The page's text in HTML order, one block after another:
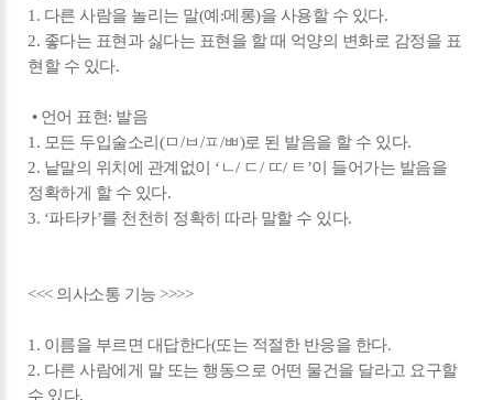
1. 다른 사람을 놀리는 말(예:메롱)을 사용할 수 있다.
2. 좋다는 표현과 싫다는 표현을 할 때 억양의 변화로 감정을 표
현할 수 있다.
• 언어 표현: 발음
1. 모든 두입술소리(ㅁ/ㅂ/ㅍ/ㅃ)로 된 발음을 할 수 있다.
2. 낱말의 위치에 관계없이 ‘ㄴ/ ㄷ/ ㄸ/ ㅌ’이 들어가는 발음을
정확하게 할 수 있다.
3. ‘파타카’를 천천히 정확히 따라 말할 수 있다.
<<< 의사소통 기능 >>>>
1. 이름을 부르면 대답한다(또는 적절한 반응을 한다.
2. 다른 사람에게 말 또는 행동으로 어떤 물건을 달라고 요구할
수 있다.